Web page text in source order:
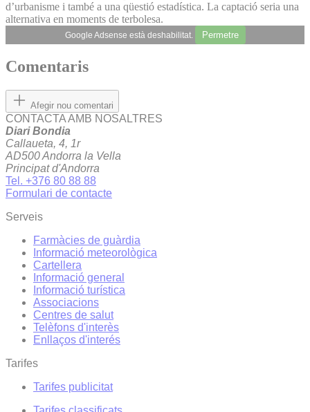
d’urbanisme i també a una qüestió estadística. La captació seria una
alternativa en moments de terbolesa.
Google Adsense està deshabilitat. Permetre
Comentaris
Afegir nou comentari
CONTACTA AMB NOSALTRES
Diari Bondia
Callaueta, 4, 1r
AD500 Andorra la Vella
Principat d'Andorra
Tel. +376 80 88 88
Formulari de contacte
Serveis
Farmàcies de guàrdia
Informació meteorològica
Cartellera
Informació general
Informació turística
Associacions
Centres de salut
Telèfons d'interès
Enllaços d'interés
Tarifes
Tarifes publicitat